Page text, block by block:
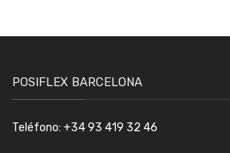
POSIFLEX BARCELONA
Teléfono: +34 93 419 32 46